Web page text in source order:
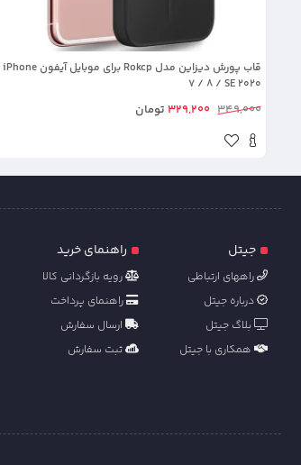
قاب پورش دیزاین مدل Rokcp برای موبایل آیفون iPhone
7 / 8 / SE 2020
349,000
329,200 تومان
جیتل
راههای ارتباطی
درباره جیتل
بلاگ جیتل
همکاری با جیتل
راهنمای خرید
رویه بازگردانی کالا
راهنمای پرداخت
ارسال سفارش
ثبت سفارش